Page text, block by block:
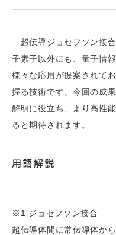
超伝導ジョセフソン接
子素子以外にも、量子情
様々な応用が提案されて
握る技術です。今回の成
解明に役立ち、より高性
ると期待されます。
用語解説
※1 ジョセフソン接合
超伝導体間に常伝導体か